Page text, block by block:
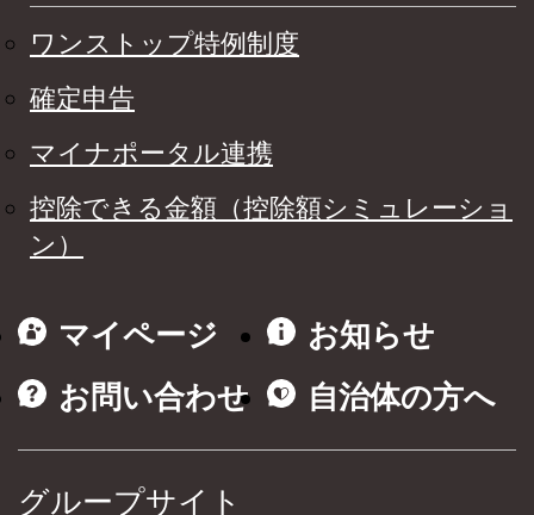
ワンストップ特例制度
確定申告
マイナポータル連携
控除できる金額（控除額シミュレーショ
ン）
マイページ
お知らせ
お問い合わせ
自治体の方へ
グループサイト